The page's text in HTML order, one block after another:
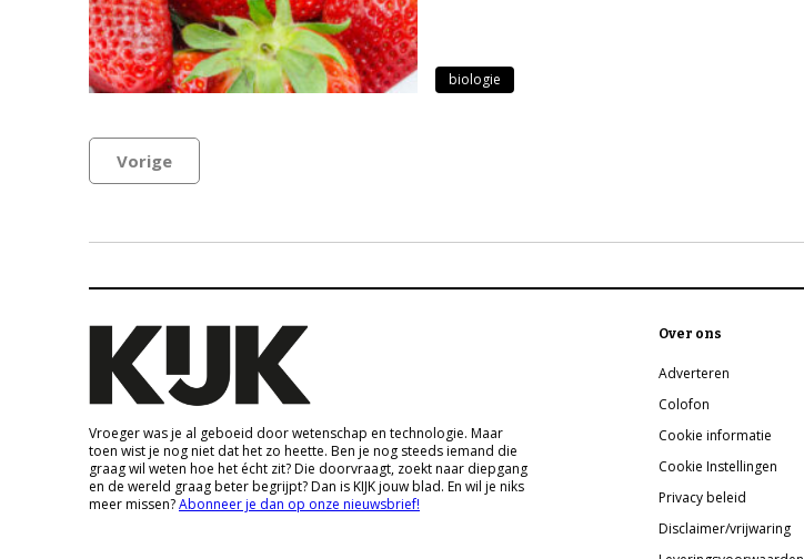
biologie
Vorige
Vroeger was je al geboeid door wetenschap en technologie. Maar
toen wist je nog niet dat het zo heette. Ben je nog steeds iemand die
graag wil weten hoe het écht zit? Die doorvraagt, zoekt naar diepgang
en de wereld graag beter begrijpt? Dan is KIJK jouw blad. En wil je niks
meer missen?Abonneer je dan op onze nieuwsbrief!
Over ons
Adverteren
Colofon
Cookie informatie
Cookie Instellingen
Privacy beleid
Disclaimer/vrijwaring